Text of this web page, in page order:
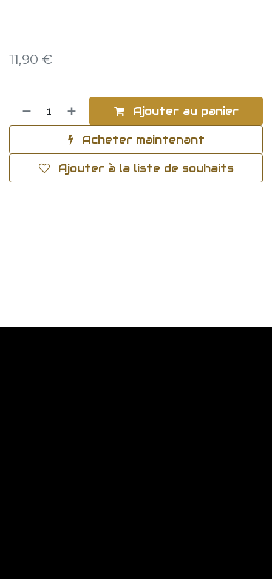
11,90 €
Ajouter au panier
Acheter maintenant
Ajouter à la liste de souhaits